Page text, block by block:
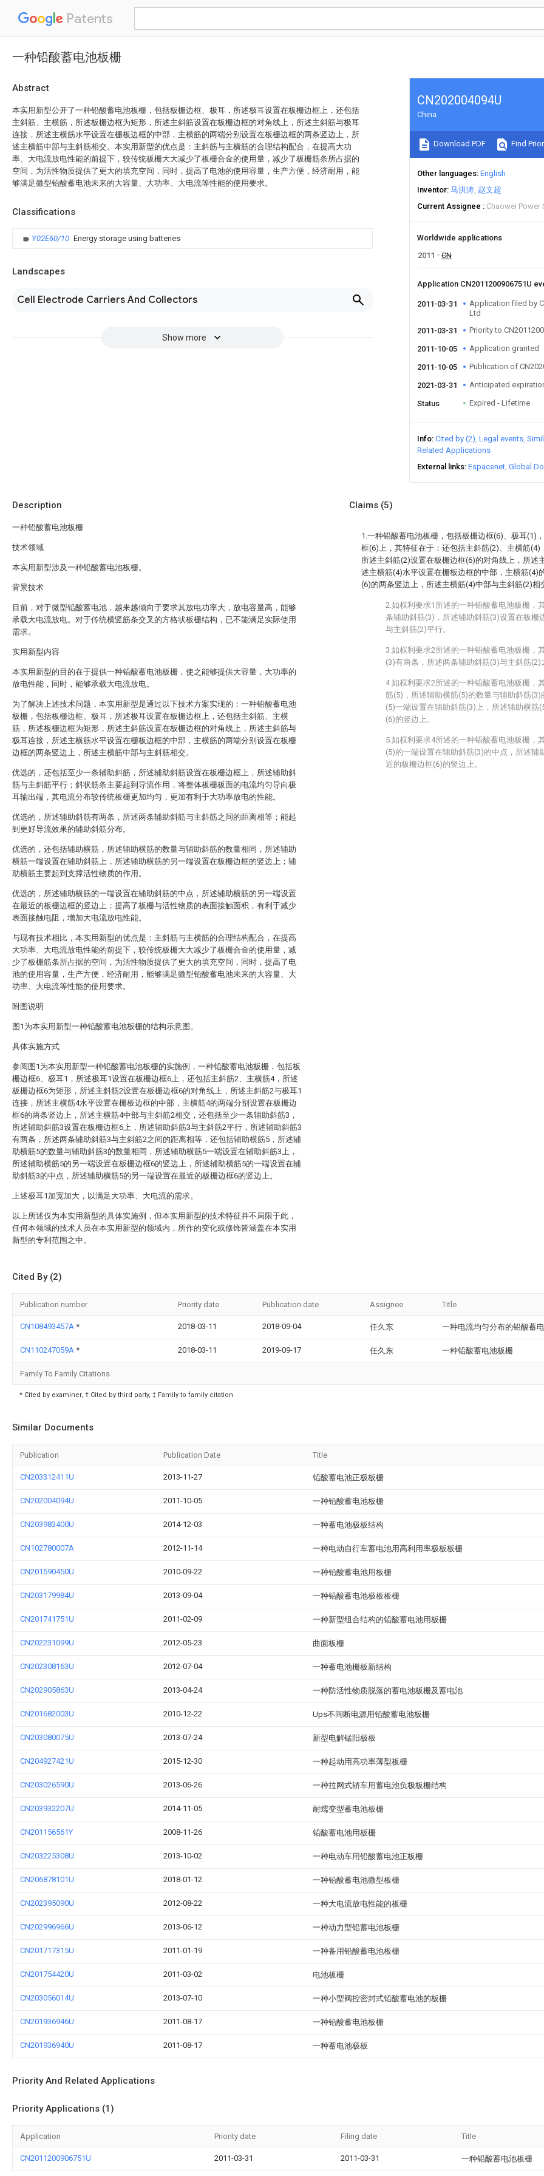
Patents
一种铅酸蓄电池板栅
Abstract
本实用新型公开了一种铅酸蓄电池板栅，包括板栅边框、极耳，所述极耳设置在板栅边框上，还包括
主斜筋、主横筋，所述板栅边框为矩形，所述主斜筋设置在板栅边框的对角线上，所述主斜筋与极耳
连接，所述主横筋水平设置在栅板边框的中部，主横筋的两端分别设置在板栅边框的两条竖边上，所
述主横筋中部与主斜筋相交。本实用新型的优点是：主斜筋与主横筋的合理结构配合，在提高大功
率、大电流放电性能的前提下，较传统板栅大大减少了板栅合金的使用量，减少了板栅筋条所占据的
空间，为活性物质提供了更大的填充空间，同时，提高了电池的使用容量，生产方便，经济耐用，能
够满足微型铅酸蓄电池未来的大容量、大功率、大电流等性能的使用要求。
Classifications
Y02E60/10 Energy storage using batteries
Landscapes
Cell Electrode Carriers And Collectors
Show more
CN202004094U
China
Download PDF Find
Other languages English
Inventor 马洪涛 赵文超
Current Assignee
Chaowei Power
Worldwide applications
2011
CN
Application CN2011200906751U
2011-03-31
Application filed by
Ltd
2011-03-31
Priority to
2011-10-05 Application granted
2011-10-05 Publication of
2021-03-31 Anticipated
Status Expired - Lifetime
Info Cited by (2) Legal events
Related Applications
External links Espacenet Global
Description
一种铅酸蓄电池板栅
技术领域
本实用新型涉及一种铅酸蓄电池板栅。
背景技术
目前，对于微型铅酸蓄电池，越来越倾向于要求其放电功率大，放电容量高，能够
承载大电流放电。对于传统横竖筋条交叉的方格状板栅结构，已不能满足实际使用
需求。
实用新型内容
本实用新型的目的在于提供一种铅酸蓄电池板栅，使之能够提供大容量，大功率的
放电性能，同时，能够承载大电流放电。
为了解决上述技术问题，本实用新型是通过以下技术方案实现的：一种铅酸蓄电池
板栅，包括板栅边框、极耳，所述极耳设置在板栅边框上，还包括主斜筋、主横
筋，所述板栅边框为矩形，所述主斜筋设置在板栅边框的对角线上，所述主斜筋与
极耳连接，所述主横筋水平设置在栅板边框的中部，主横筋的两端分别设置在板栅
边框的两条竖边上，所述主横筋中部与主斜筋相交。
优选的，还包括至少一条辅助斜筋，所述辅助斜筋设置在板栅边框上，所述辅助斜
筋与主斜筋平行；斜状筋条主要起到导流作用，将整体板栅板面的电流均匀导向极
耳输出端，其电流分布较传统板栅更加均匀，更加有利于大功率放电的性能。
优选的，所述辅助斜筋有两条，所述两条辅助斜筋与主斜筋之间的距离相等；能起
到更好导流效果的辅助斜筋分布。
优选的，还包括辅助横筋，所述辅助横筋的数量与辅助斜筋的数量相同，所述辅助
横筋一端设置在辅助斜筋上，所述辅助横筋的另一端设置在板栅边框的竖边上；辅
助横筋主要起到支撑活性物质的作用。
优选的，所述辅助横筋的一端设置在辅助斜筋的中点，所述辅助横筋的另一端设置
在最近的板栅边框的竖边上；提高了板栅与活性物质的表面接触面积，有利于减少
表面接触电阻，增加大电流放电性能。
与现有技术相比，本实用新型的优点是：主斜筋与主横筋的合理结构配合，在提高
大功率、大电流放电性能的前提下，较传统板栅大大减少了板栅合金的使用量，减
少了板栅筋条所占据的空间，为活性物质提供了更大的填充空间，同时，提高了电
池的使用容量，生产方便，经济耐用，能够满足微型铅酸蓄电池未来的大容量、大
功率、大电流等性能的使用要求。
附图说明
图1为本实用新型一种铅酸蓄电池板栅的结构示意图。
具体实施方式
参阅图1为本实用新型一种铅酸蓄电池板栅的实施例，一种铅酸蓄电池板栅，包括板
栅边框6、极耳1，所述极耳1设置在板栅边框6上，还包括主斜筋2、主横筋4，所述
板栅边框6为矩形，所述主斜筋2设置在板栅边框6的对角线上，所述主斜筋2与极耳1
连接，所述主横筋4水平设置在栅板边框的中部，主横筋4的两端分别设置在板栅边
框6的两条竖边上，所述主横筋4中部与主斜筋2相交，还包括至少一条辅助斜筋3，
所述辅助斜筋3设置在板栅边框6上，所述辅助斜筋3与主斜筋2平行，所述辅助斜筋3
有两条，所述两条辅助斜筋3与主斜筋2之间的距离相等，还包括辅助横筋5，所述辅
助横筋5的数量与辅助斜筋3的数量相同，所述辅助横筋5一端设置在辅助斜筋3上，
所述辅助横筋5的另一端设置在板栅边框6的竖边上，所述辅助横筋5的一端设置在辅
助斜筋3的中点，所述辅助横筋5的另一端设置在最近的板栅边框6的竖边上。
上述极耳1加宽加大，以满足大功率、大电流的需求。
以上所述仅为本实用新型的具体实施例，但本实用新型的技术特征并不局限于此，
任何本领域的技术人员在本实用新型的领域内，所作的变化或修饰皆涵盖在本实用
新型的专利范围之中。
Claims (5)
1.一种铅酸蓄电池板栅，包括板栅边框(6)、极耳(1)
框(6)上，其特征在于：还包括主斜筋(2)、主横筋(4)
所述主斜筋(2)设置在板栅边框(6)的对角线上，所述
述主横筋(4)水平设置在栅板边框的中部，主横筋(4)
(6)的两条竖边上，所述主横筋(4)中部与主斜筋(2)相
2.如权利要求1所述的一种铅酸蓄电池板栅，
条辅助斜筋(3)，所述辅助斜筋(3)设置在板栅
与主斜筋(2)平行。
3.如权利要求2所述的一种铅酸蓄电池板栅，
(3)有两条，所述两条辅助斜筋(3)与主斜筋(2)
4.如权利要求2所述的一种铅酸蓄电池板栅，
筋(5)，所述辅助横筋(5)的数量与辅助斜筋
(5)一端设置在辅助斜筋(3)上，所述辅助横筋
(6)的竖边上。
5.如权利要求4所述的一种铅酸蓄电池板栅，
(5)的一端设置在辅助斜筋(3)的中点，所述辅
近的板栅边框(6)的竖边上。
Cited By (2)
Publication number Priority date Publication date Assignee Title
CN108493457A * 2018-03-11 2018-09-04 任久东 一种电流均匀分布的铅酸蓄
CN110247059A * 2018-03-11 2019-09-17 任久东 一种铅酸蓄电池板栅
Family To Family Citations
* Cited by examiner, † Cited by third party, ‡ Family to family citation
Similar Documents
Publication Publication Date Title
CN203312411U 2013-11-27 铅酸蓄电池正极板栅
CN202004094U 2011-10-05 一种铅酸蓄电池板栅
CN203983400U 2014-12-03 一种蓄电池极板结构
CN102780007A 2012-11-14 一种电动自行车蓄电池用高利用率极板板栅
CN201590450U 2010-09-22 一种铅酸蓄电池用板栅
CN203179984U 2013-09-04 一种铅酸蓄电池极板板栅
CN201741751U 2011-02-09 一种新型组合结构的铅酸蓄电池用板栅
CN202231099U 2012-05-23 曲面板栅
CN202308163U 2012-07-04 一种蓄电池栅板新结构
CN202905863U 2013-04-24 一种防活性物质脱落的蓄电池板栅及蓄电池
CN201682003U 2010-12-22 Ups不间断电源用铅酸蓄电池板栅
CN203080075U 2013-07-24 新型电解锰阳极板
CN204927421U 2015-12-30 一种起动用高功率薄型板栅
CN203026590U 2013-06-26 一种拉网式轿车用蓄电池负极板栅结构
CN203932207U 2014-11-05 耐蠕变型蓄电池板栅
CN201156561Y 2008-11-26 铅酸蓄电池用板栅
CN203225308U 2013-10-02 一种电动车用铅酸蓄电池正板栅
CN206878101U 2018-01-12 一种铅酸蓄电池微型板栅
CN202395090U 2012-08-22 一种大电流放电性能的板栅
CN202996966U 2013-06-12 一种动力型铅蓄电池板栅
CN201717315U 2011-01-19 一种备用铅酸蓄电池板栅
CN201754420U 2011-03-02 电池板栅
CN203056014U 2013-07-10 一种小型阀控密封式铅酸蓄电池的板栅
CN201936946U 2011-08-17 一种铅酸蓄电池板栅
CN201936940U 2011-08-17 一种蓄电池极板
Priority And Related Applications
Priority Applications (1)
Application Priority date Filing date Title
CN2011200906751U 2011-03-31 2011-03-31 一种铅酸蓄电池板栅